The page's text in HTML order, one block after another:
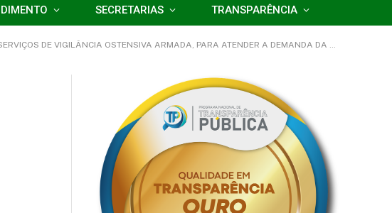
SECRETARIAS TRANSPARÊNCIA
OSTENSIVA ARMADA, PARA ATENDER A DEMANDA DA SECRETARIA MUNICIPAL DE SAÚDE)